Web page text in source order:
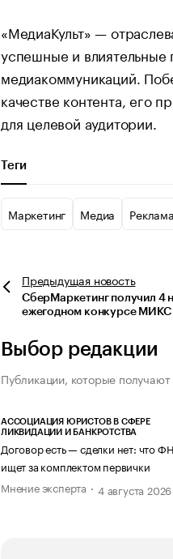
«МедиаКульт» —
успешные и влиятельные
медиакоммуникаций.
качестве контента, его
для целевой аудитории.
Теги
Маркетинг Медиа Реклама
Предыдущая новость
СберМаркетинг получил 4
ежегодном конкурсе МИКС
Выбор редакции
Публикации, которые
АССОЦИАЦИЯ ЮРИСТОВ В СФЕРЕ
ЛИКВИДАЦИИ И БАНКРОТСТВА
Договор есть — сделки нет: что
ищет за комплектом первички
Мнение эксперта
4 августа 2026